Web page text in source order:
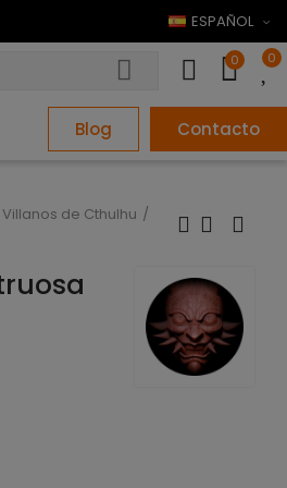
ESPAÑOL
0 0
Blog Contacto
Villanos de Cthulhu